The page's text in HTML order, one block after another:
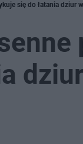
się do łatania dziur